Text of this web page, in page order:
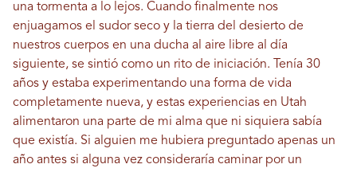
una tormenta a lo lejos. Cuando finalmente nos
enjuagamos el sudor seco y la tierra del desierto de
nuestros cuerpos en una ducha al aire libre al día
siguiente, se sintió como un rito de iniciación. Tenía 30
años y estaba experimentando una forma de vida
completamente nueva, y estas experiencias en Utah
alimentaron una parte de mi alma que ni siquiera sabía
que existía. Si alguien me hubiera preguntado apenas un
año antes si alguna vez consideraría caminar por un